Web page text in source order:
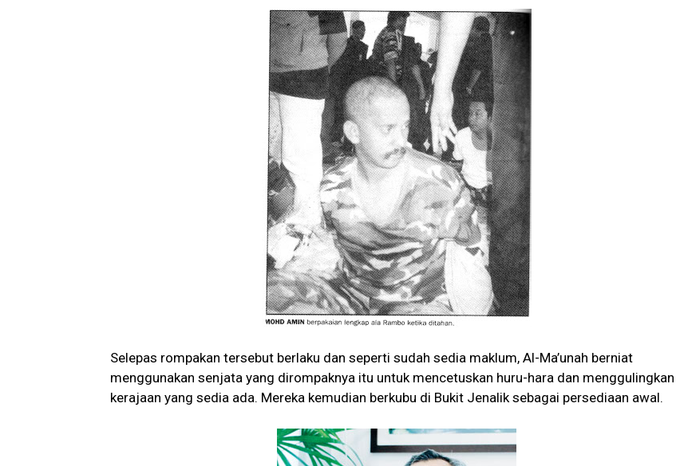
Selepas rompakan tersebut berlaku dan seperti sudah sedia maklum, Al-Ma’unah berniat
menggunakan senjata yang dirompaknya itu untuk mencetuskan huru-hara dan menggulingkan
kerajaan yang sedia ada. Mereka kemudian berkubu di Bukit Jenalik sebagai persediaan awal.